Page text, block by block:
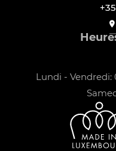
Lundi - Vendredi: